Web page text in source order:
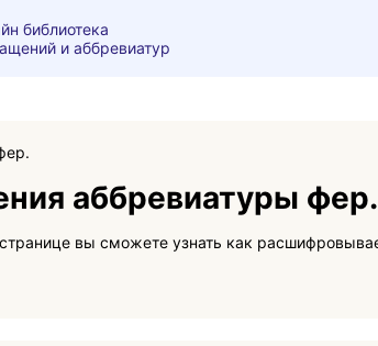
библиотека
и аббревиатур
аббревиатуры фер.